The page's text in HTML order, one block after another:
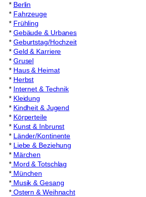
* Berlin
* Fahrzeuge
* Frühling
* Gebäude & Urbanes
* Geburtstag/Hochzeit
* Geld & Karriere
* Grusel
* Haus & Heimat
* Herbst
* Internet & Technik
* Kleidung
* Kindheit & Jugend
* Körperteile
* Kunst & Inbrunst
* Länder/Kontinente
* Liebe & Beziehung
* Märchen
*Mord & Totschlag
*München
*Musik & Gesang
*Ostern & Weihnacht